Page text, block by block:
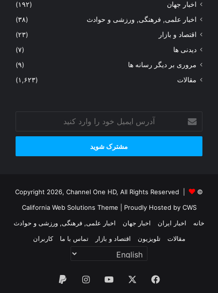
اخبار جهان
(۱۹۲)
اخبار علمی, فرهنگی, ورزشی و حوادث
(۳۸)
اقتصاد و بازار
(۲۳)
دیدنی ها
(۷)
مروری بر دیگر رسانه ها
(۹)
مقالات
(۱,۶۲۳)
آدرس
ایمیل
خود
وارد
© Copyright 2026, Channel One HD, All Rights Reserved |
California Web Solutions Theme | Proudly Hosted by CWS
خانه
اخبار ایران اخبار جهان
اخبار علمی, فرهنگی, ورزشی و حوادث
مقالات
تلویزیون اقتصاد و بازار تماس با ما کاربران
فیس یوتیوب اینستاگرام